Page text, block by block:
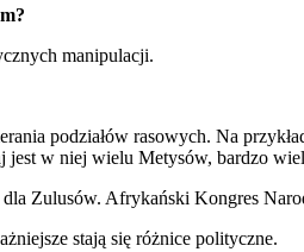
manipulacji.
podziałów rasowych. Na
w niej wielu Metysów, bardzo
Zulusów. Afrykański Kongres
stają się różnice polityczne.